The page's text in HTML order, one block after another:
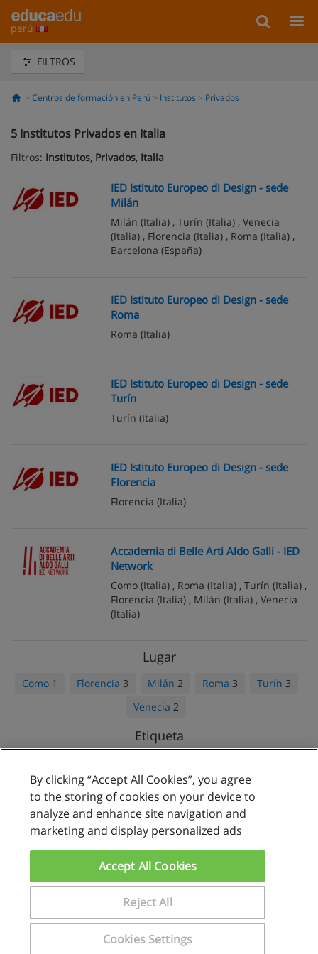
perú
FILTROS
Centros de formación en Perú Institutos Privados
5 Institutos Privados en Italia
Filtros: Institutos, Privados, Italia
IED Istituto Europeo di Design - sede
Milán
Milán (Italia) , Turín (Italia) , Venecia
(Italia) , Florencia (Italia) , Roma (Italia) ,
Barcelona (España)
IED Istituto Europeo di Design - sede
Roma
Roma (Italia)
IED Istituto Europeo di Design - sede
Turín
Turín (Italia)
IED Istituto Europeo di Design - sede
Florencia
Florencia (Italia)
Accademia di Belle Arti Aldo Galli - IED
Network
Como (Italia) , Roma (Italia) , Turín (Italia) ,
Florencia (Italia) , Milán (Italia) , Venecia
(Italia)
Lugar
Como 1 Florencia 3 Milán 2 Roma 3 Turín 3
Venecia 2
Etiqueta
Reglas de uso
Contactar con Educaedu
Copyright © Educaedu Business S.L. - CIF : B-95610580: -
By clicking “Accept All Cookies”, you agree
to the storing of cookies on your device to
analyze and enhance site navigation and
marketing and display personalized ads
Cookies Settings
Reject All
Accept All Cookies